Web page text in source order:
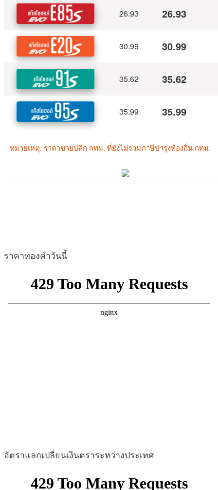
ราคาทองคำวันนี้
อัตราแลกเปลี่ยนเงินตราระหว่างประเทศ